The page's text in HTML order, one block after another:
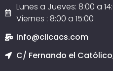
Lunes a Jueves: 8:00 a
Viernes : 8:00 a 15:00
info@clicacs.com
C/ Fernando el